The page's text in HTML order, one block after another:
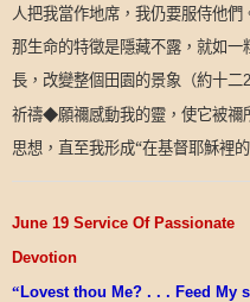
人把我當作地席，我仍要服侍他
那生命的特徵是隱藏不露，就如
長，改變整個田園的景象（約十二
祈禱◆願禰感動我的靈，使它被禰
思想，直至我形成“在基督耶穌裡
June 19 Service Of Passionate
Devotion
“ Lovest thou Me? . . . Feed My